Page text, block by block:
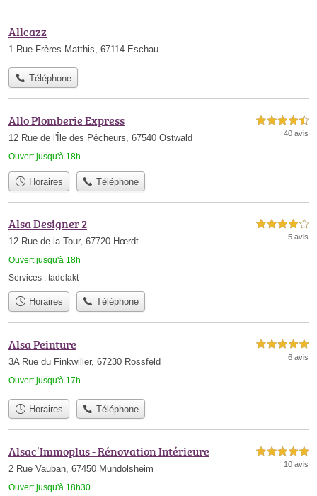
Allcazz
1 Rue Frères Matthis, 67114 Eschau
Téléphone
Allo Plomberie Express
12 Rue de l'Île des Pêcheurs, 67540 Ostwald
Ouvert jusqu'à 18h
4,5 étoiles sur 5
40 avis
Horaires Téléphone
Alsa Designer 2
12 Rue de la Tour, 67720 Hœrdt
Ouvert jusqu'à 18h
4,0 étoiles sur 5
5 avis
Services : tadelakt
Horaires Téléphone
Alsa Peinture
3A Rue du Finkwiller, 67230 Rossfeld
Ouvert jusqu'à 17h
5,0 étoiles sur 5
6 avis
Horaires Téléphone
Alsac’Immoplus - Rénovation Intérieure
2 Rue Vauban, 67450 Mundolsheim
Ouvert jusqu'à 18h30
5,0 étoiles sur 5
10 avis